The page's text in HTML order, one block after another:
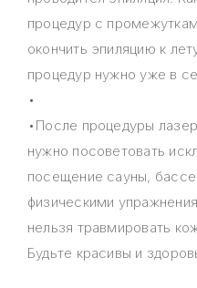
процедур с
окончить эпиляцию к
процедур нужно уже в
•
•После процедуры
нужно посоветовать
посещение сауны,
физическими
нельзя травмировать
Будьте красивы и